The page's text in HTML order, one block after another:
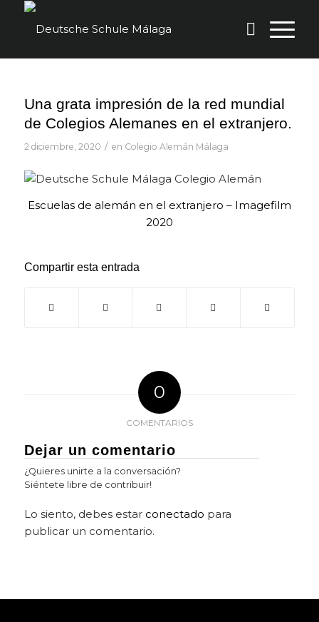
Una grata impresión de la red mundial
de Colegios Alemanes en el extranjero.
2 diciembre, 2020 / en Colegio Alemán Málaga
Escuelas de alemán en el extranjero – Imagefilm
2020
Compartir esta entrada
0
COMENTARIOS
Dejar un comentario
¿Quieres unirte a la conversación?
Siéntete libre de contribuir!
Lo siento, debes estar conectado para
publicar un comentario.